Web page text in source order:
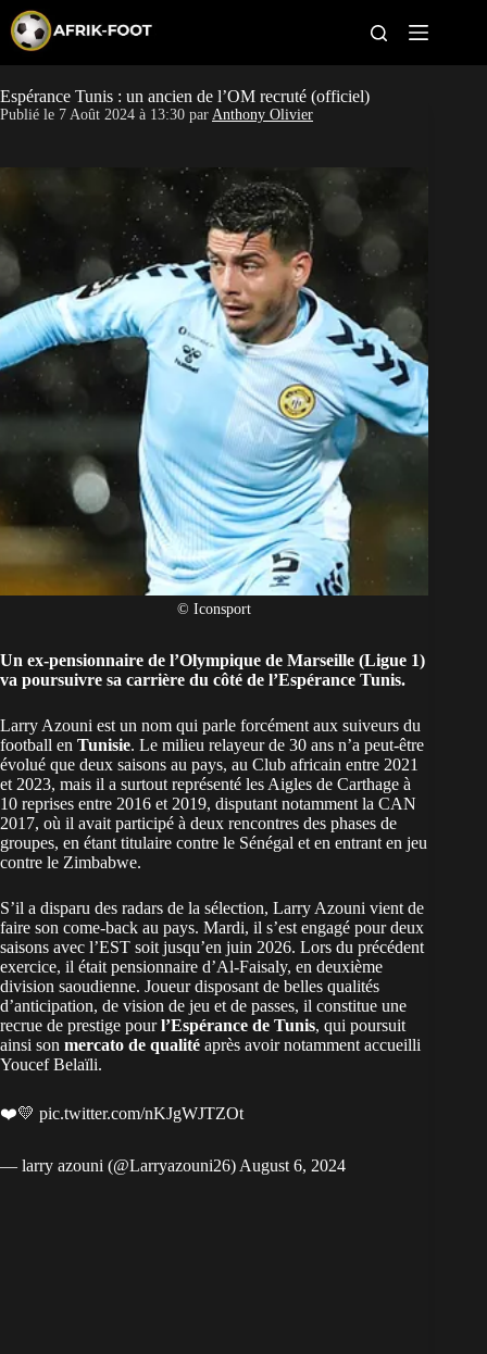
p
t
o
c
n
t
CAN féminine
Pays
Clubs
Classement
Paris sportifs
Espérance Tunis : un ancien de l’OM recruté (officiel)
Publié le 7 Août 2024 à 13:30 par Anthony Olivier
© Iconsport
Un ex-pensionnaire de l’Olympique de Marseille (Ligue 1)
va poursuivre sa carrière du côté de l’Espérance Tunis.
Larry Azouni est un nom qui parle forcément aux suiveurs du
football en Tunisie. Le milieu relayeur de 30 ans n’a peut-être
évolué que deux saisons au pays, au Club africain entre 2021
et 2023, mais il a surtout représenté les Aigles de Carthage à
10 reprises entre 2016 et 2019, disputant notamment la CAN
2017, où il avait participé à deux rencontres des phases de
groupes, en étant titulaire contre le Sénégal et en entrant en jeu
contre le Zimbabwe.
S’il a disparu des radars de la sélection, Larry Azouni vient de
faire son come-back au pays. Mardi, il s’est engagé pour deux
saisons avec l’EST soit jusqu’en juin 2026. Lors du précédent
exercice, il était pensionnaire d’Al-Faisaly, en deuxième
division saoudienne. Joueur disposant de belles qualités
d’anticipation, de vision de jeu et de passes, il constitue une
recrue de prestige pourl’Espérance de Tunis, qui poursuit
ainsi son mercato de qualité après avoir notamment accueilli
Youcef Belaïli.
❤️💛 pic.twitter.com/nKJgWJTZOt
— larry azouni (@Larryazouni26) August 6, 2024